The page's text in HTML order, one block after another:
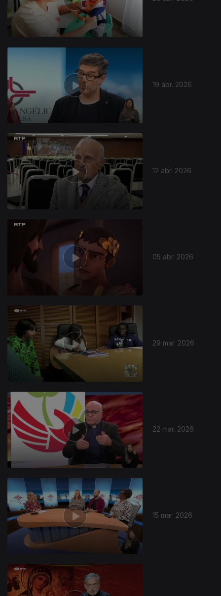
19 abr. 2026
12 abr. 2026
05 abr. 2026
29 mar. 2026
22 mar. 2026
15 mar. 2026